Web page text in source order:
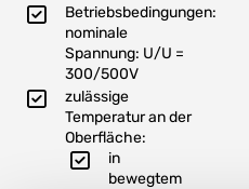
Betriebsbedingungen:
nominale
Spannung: U/U =
300/500V
zulässige
Temperatur an der
Oberfläche:
in
bewegtem